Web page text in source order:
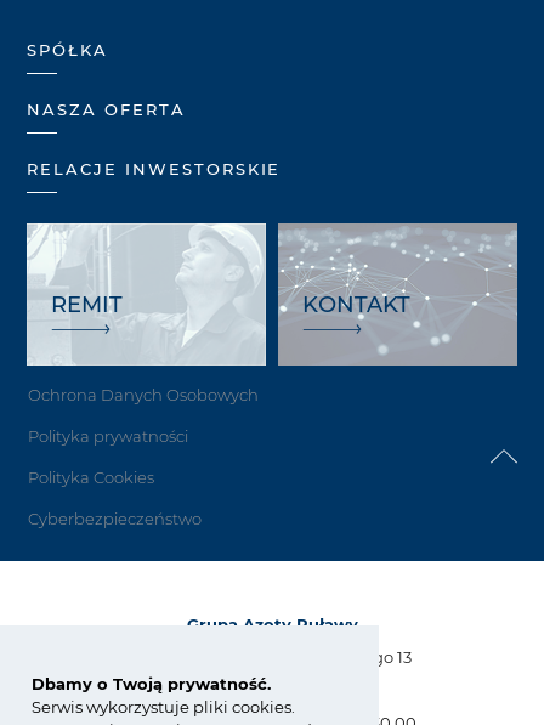
Dbamy o Twoją prywatność.
Serwis wykorzystuje pliki cookies.
SPÓŁKA
NASZA OFERTA
RELACJE INWESTORSKIE
REMIT KONTAKT
Ochrona Danych Osobowych
Polityka prywatności
Polityka Cookies
Cyberbezpieczeństwo
Grupa Azoty Puławy
Al. Tysiąclecia Państwa Polskiego 13
24-110 Puławy